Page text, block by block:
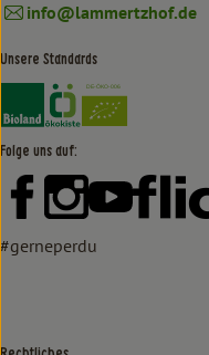
info@lammertzhof.de
Unsere Standards
Externer Link zu
Externer Link zu
Folge uns auf:
Externer Link zu
Externer Link
Externer
#gerneperdu